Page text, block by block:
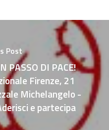
Post
PASSO DI PACE!
Firenze, 21
Michelangelo -
e partecipa